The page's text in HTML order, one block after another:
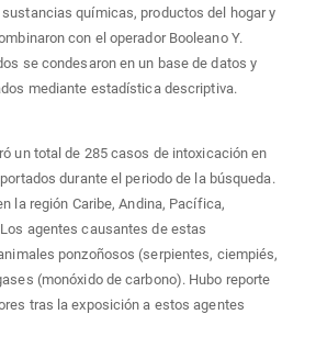
químicas, productos del hogar y
con el operador Booleano Y.
se condesaron en un base de datos y
mediante estadística descriptiva.
un total de 285 casos de intoxicación en
durante el periodo de la búsqueda.
la región Caribe, Andina, Pacífica,
agentes causantes de estas
ponzoñosos (serpientes, ciempiés,
(monóxido de carbono). Hubo reporte
tras la exposición a estos agentes